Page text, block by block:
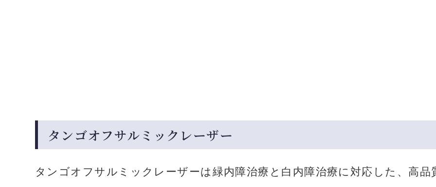
タンゴオフサルミックレーザー
タンゴオフサルミックレーザーは緑内障治療と白内障治療に対応した、高